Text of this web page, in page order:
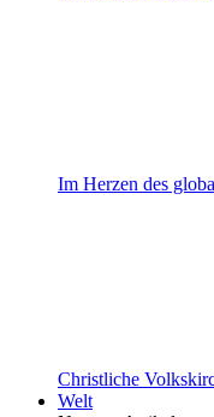
Im Herzen des
Christliche
Welt